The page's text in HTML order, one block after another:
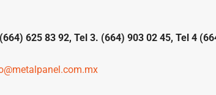
625 83 92, Tel 3. (664) 903 02 45, Tel 4